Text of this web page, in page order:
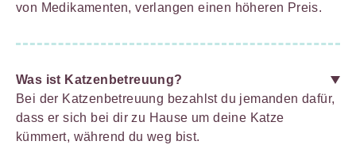
von Medikamenten, verlangen einen höheren Preis.
Was ist Katzenbetreuung?
Bei der Katzenbetreuung bezahlst du jemanden dafür,
dass er sich bei dir zu Hause um deine Katze
kümmert, während du weg bist.